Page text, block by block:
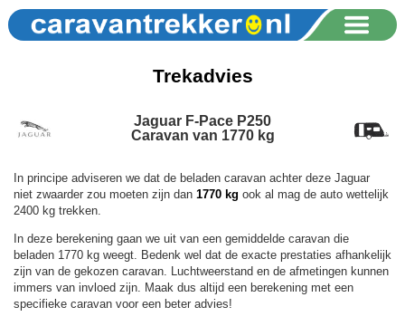
Trekadvies
Jaguar F-Pace P250
Caravan van 1770 kg
In principe adviseren we dat de beladen caravan achter deze Jaguar
niet zwaarder zou moeten zijn dan 1770 kg ook al mag de auto wettelijk
2400 kg trekken.
In deze berekening gaan we uit van een gemiddelde caravan die
beladen 1770 kg weegt. Bedenk wel dat de exacte prestaties afhankelijk
zijn van de gekozen caravan. Luchtweerstand en de afmetingen kunnen
immers van invloed zijn. Maak dus altijd een berekening met een
specifieke caravan voor een beter advies!